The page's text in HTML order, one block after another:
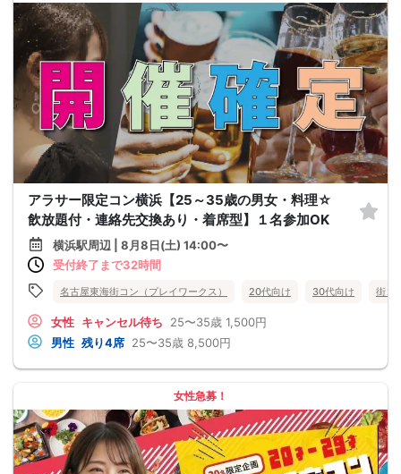
アラサー限定コン横浜【25～35歳の男女・料理☆
飲放題付・連絡先交換あり・着席型】１名参加OK
横浜駅周辺 | 8月8日(土) 14:00〜
受付終了まで32時間
名古屋東海街コン（プレイワークス） 20代向け 30代向け 街コ
女性 キャンセル待ち 25〜35歳 1,500円
男性 残り4席 25〜35歳 8,500円
女性急募！